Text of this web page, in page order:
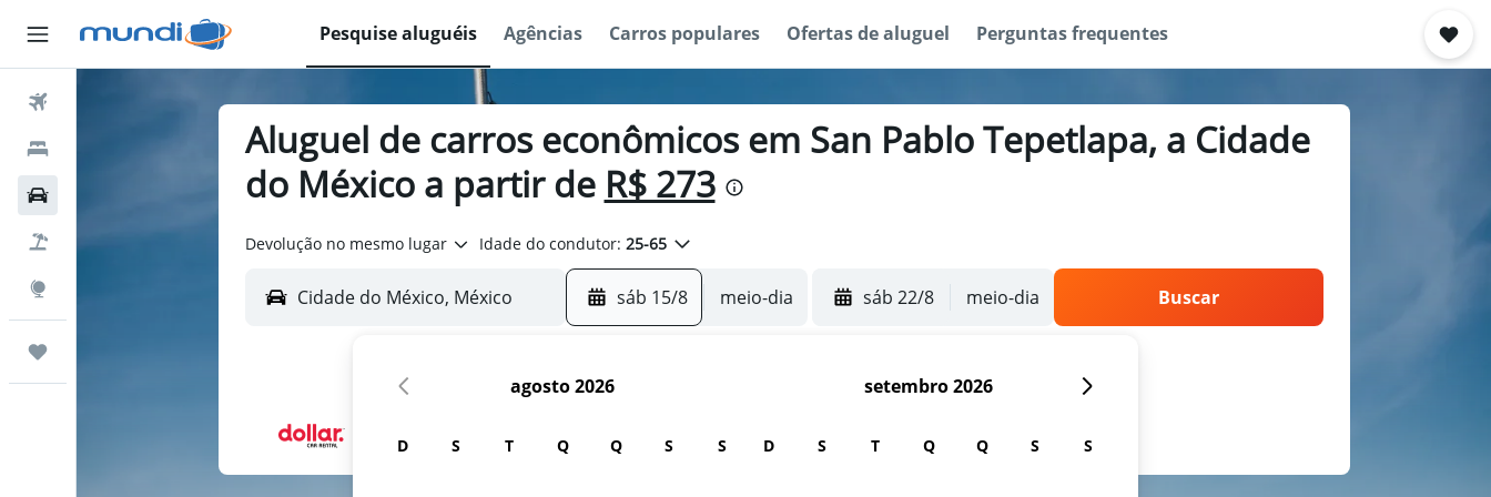
Pesquise aluguéis Agências Carros populares Ofertas de aluguel Perguntas frequentes
Pacotes
Aluguel de carros econômicos em San Pablo Tepetlapa, a Cidade
do México a partir de R$ 273
Devolução no mesmo lugar Idade do condutor: 25-65
sáb 15/8 meio-dia sáb 22/8 meio-dia Buscar
agosto 2026
D S T Q Q S S
setembro 2026
D S T Q Q S S